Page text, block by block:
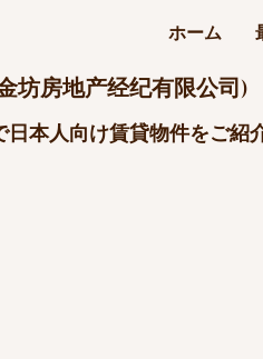
坊房地产经纪有限公司)
日本人向け賃貸物件をご紹
ホーム